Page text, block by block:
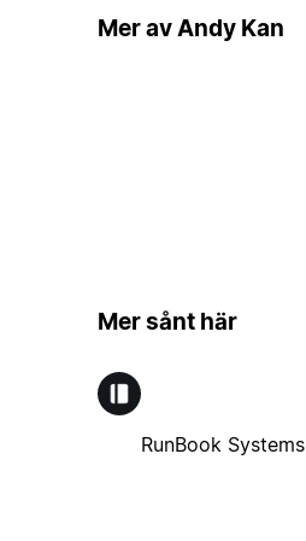
Mer av Andy Kan
Mer sånt här
RunBook Systems